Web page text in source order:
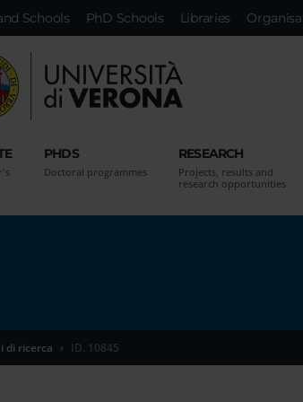
Schools PhD Schools Libraries
PHDS
Doctoral programmes
RESEARCH
Projects, results and
research opportunities
di ricerca ID. 10845